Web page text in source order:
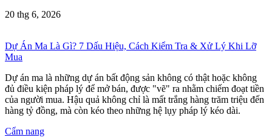
20 thg 6, 2026
Dự Án Ma Là Gì? 7 Dấu Hiệu, Cách Kiểm Tra & Xử Lý Khi Lỡ
Mua
Dự án ma là những dự án bất động sản không có thật hoặc không
đủ điều kiện pháp lý để mở bán, được "vẽ" ra nhằm chiếm đoạt tiền
của người mua. Hậu quả không chỉ là mất trắng hàng trăm triệu đến
hàng tỷ đồng, mà còn kéo theo những hệ lụy pháp lý kéo dài.
Cẩm nang